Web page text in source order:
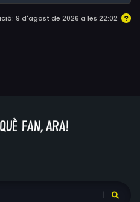
9 d'agost de 2026 a les 22:02